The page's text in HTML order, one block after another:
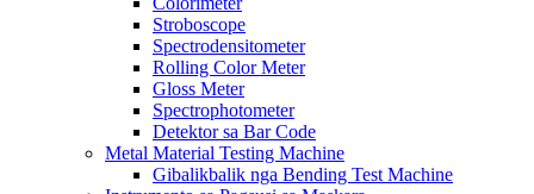
Stroboscope
Spectrodensitometer
Rolling Color Meter
Gloss Meter
Spectrophotometer
Detektor sa Bar Code
Metal Material Testing Machine
Gibalikbalik nga Bending Test Machine